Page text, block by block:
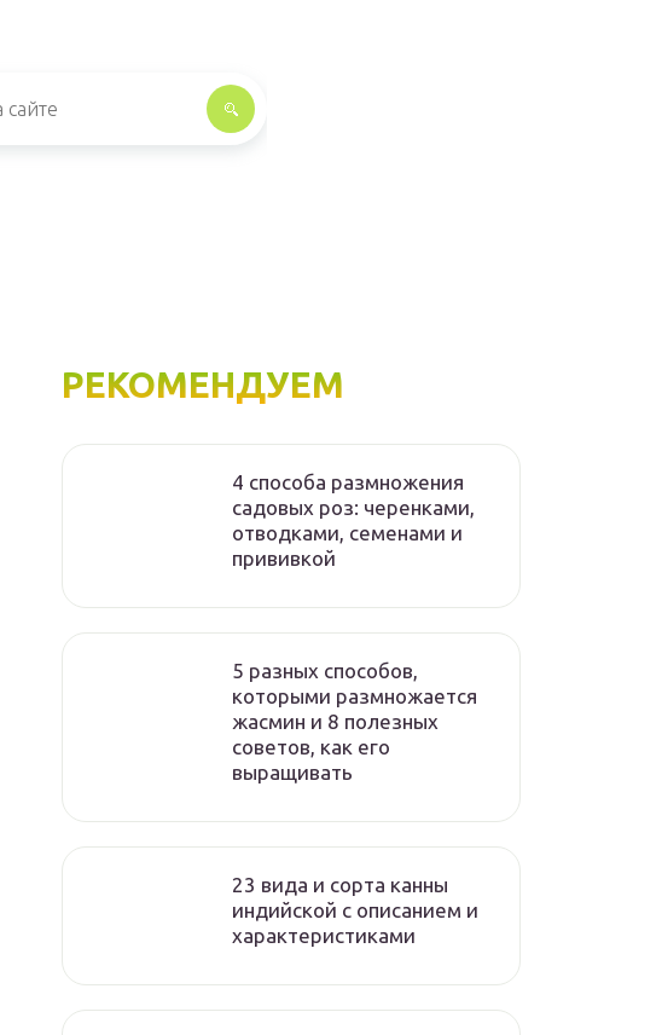
РЕКОМЕНДУЕМ
4 способа размножения
садовых роз: черенками,
отводками, семенами и
прививкой
5 разных способов,
которыми размножается
жасмин и 8 полезных
советов, как его
выращивать
23 вида и сорта канны
индийской с описанием и
характеристиками